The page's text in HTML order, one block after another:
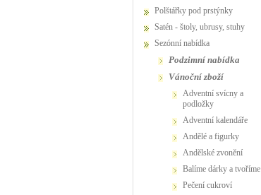
Polštářky pod prstýnky
Satén - štoly, ubrusy, stuhy
Sezónní nabídka
podzimní nabídka
vánoční zboží
adventní svícny a
podložky
adventní kalendáře
andělé a figurky
andělské zvonění
balíme dárky a tvoříme
pečení cukroví